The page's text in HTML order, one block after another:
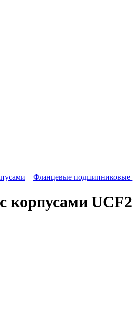
Фланцевые подшипниковые